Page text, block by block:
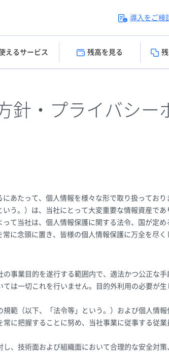
導入をご検
えるサービス 残高を見る
針・プライバシー
あたって、個人情報を様々な形で取り扱ってお
う。）は、当社にとって大変重要な情報資産で
て当社は、個人情報保護に関する法令、国が定
に念頭に置き、皆様の個人情報保護に万全を尽く
事業目的を遂行する範囲内で、適法かつ公正な
は一切これを行いません。目的外利用の必要が
範（以下、「法令等」という。）および個人情報
に把握することに努め、当社事業に従事する従
、技術面および組織面において合理的な安全対